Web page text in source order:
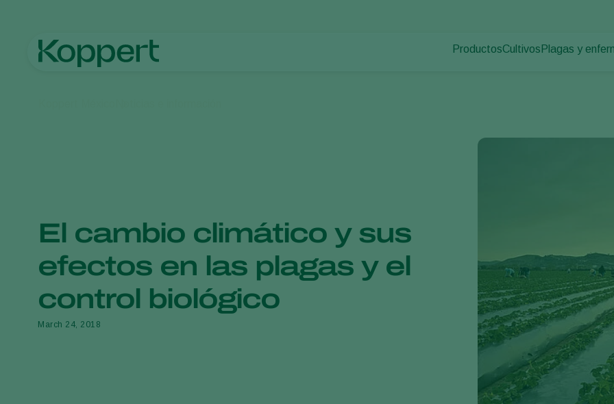
ProductosCultivos Plagas y
El cambio climático y sus
efectos en las plagas y el
control biológico
March 24, 2018